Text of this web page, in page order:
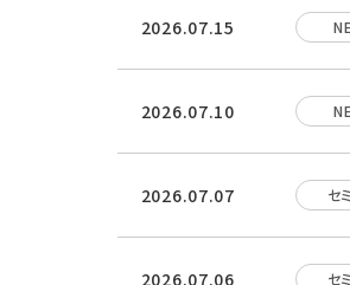
2026.07.15
2026.07.10
2026.07.07 セ
2026.07.06 セ